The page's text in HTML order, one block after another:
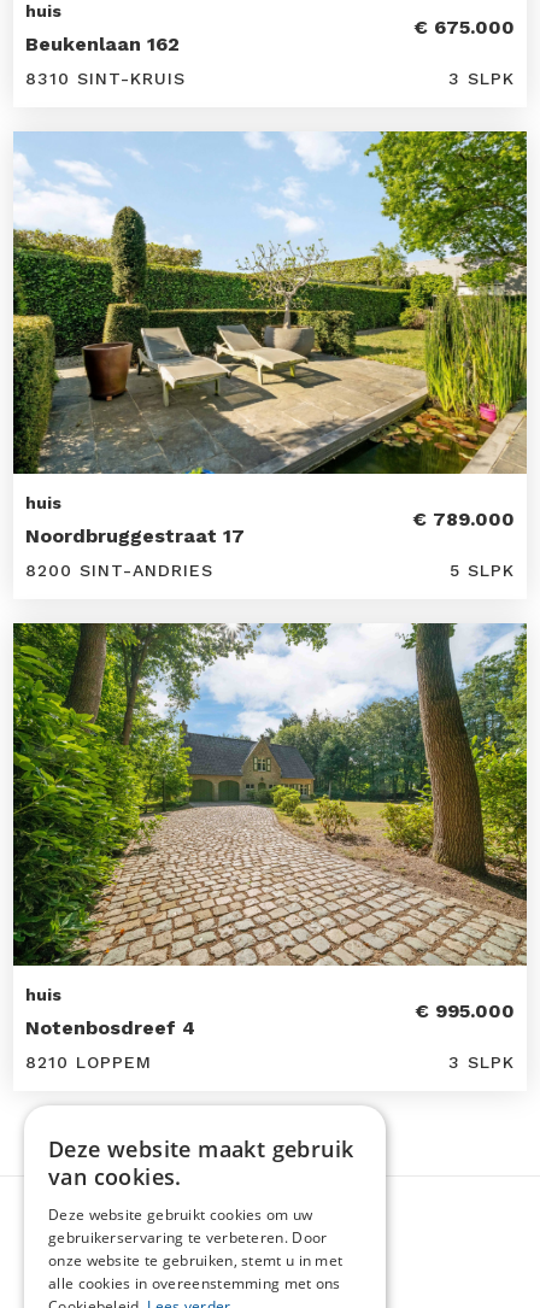
huis
Beukenlaan 162
€ 675.000
8310 SINT-KRUIS 3 SLPK
huis
Noordbruggestraat 17
€ 789.000
8200 SINT-ANDRIES 5 SLPK
huis
Notenbosdreef 4
€ 995.000
8210 LOPPEM 3 SLPK
Deze website maakt gebruik
van cookies.
Deze website gebruikt cookies om uw
gebruikerservaring te verbeteren. Door
onze website te gebruiken, stemt u in met
alle cookies in overeenstemming met ons